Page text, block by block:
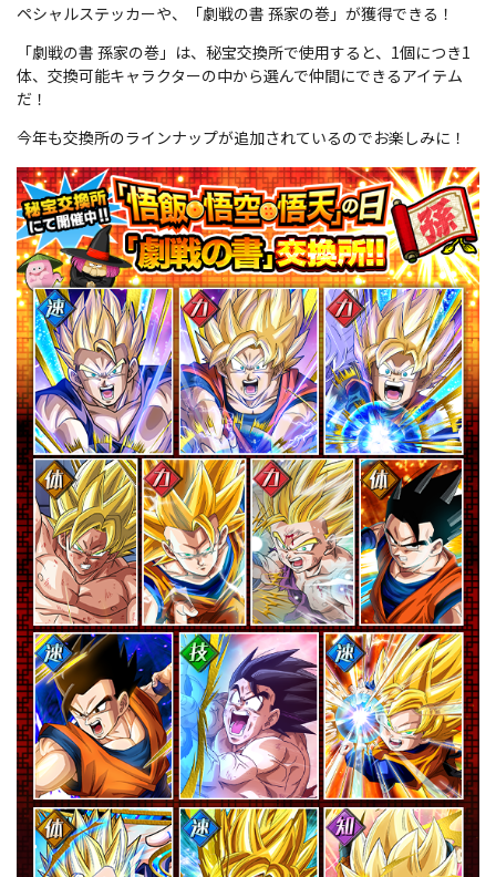
ペシャルステッカーや、「劇戦の書 孫家の巻」が獲得できる！
「劇戦の書 孫家の巻」は、秘宝交換所で使用すると、1個につき1
体、交換可能キャラクターの中から選んで仲間にできるアイテム
だ！
今年も交換所のラインナップが追加されているのでお楽しみに！